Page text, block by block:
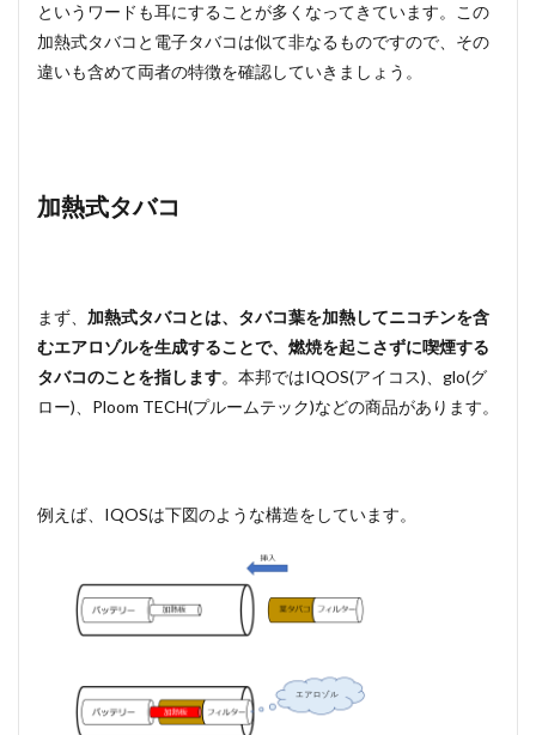
というワードも耳にすることが多くなってきています。この
加熱式タバコと電子タバコは似て非なるものですので、その
違いも含めて両者の特徴を確認していきましょう。
加熱式タバコ
まず、 加熱式タバコとは、タバコ葉を加熱してニコチンを含
むエアロゾルを生成することで、燃焼を起こさずに喫煙する
タバコのことを指します。本邦ではIQOS(アイコス)、glo(グ
ロー)、Ploom TECH(プルームテック)などの商品があります。
例えば、IQOSは下図のような構造をしています。